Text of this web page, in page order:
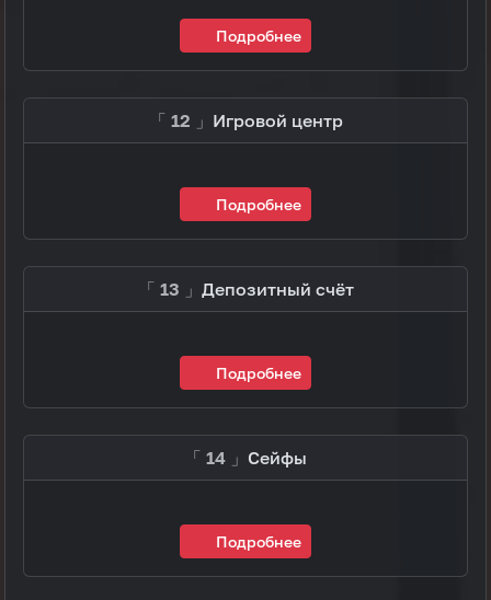
Подробнее
「 12 」 Игровой центр
Подробнее
「 13 」 Депозитный счёт
Подробнее
「 14 」 Сейфы
Подробнее